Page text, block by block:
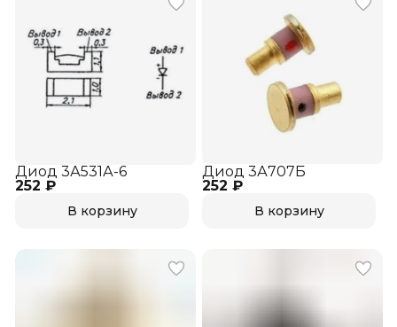
252 ₽
Диод 3А531А-6
В корзину
252 ₽
Диод 3А707Б
В корзину